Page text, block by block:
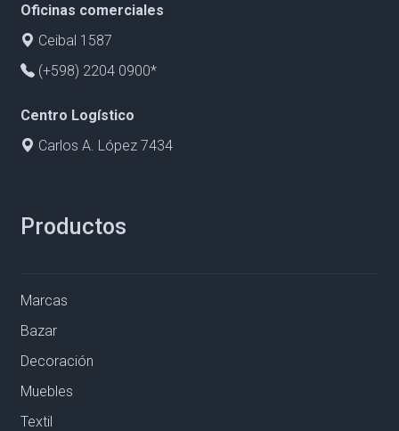
Oficinas comerciales
Ceibal 1587
(+598) 2204 0900*
Centro Logístico
Carlos A. López 7434
Productos
Marcas
Bazar
Decoración
Muebles
Textil